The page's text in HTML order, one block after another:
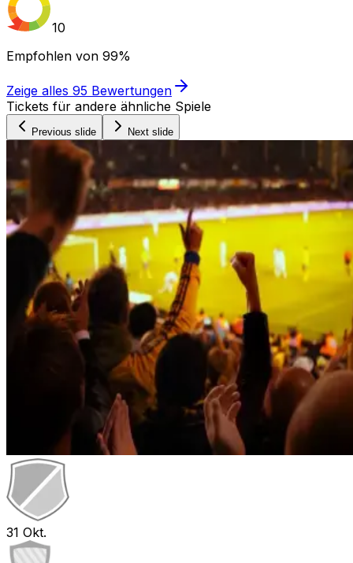
10
Empfohlen von 99%
Zeige alles 95 Bewertungen
Tickets für andere ähnliche Spiele
Previous slide Next slide
31 Okt.